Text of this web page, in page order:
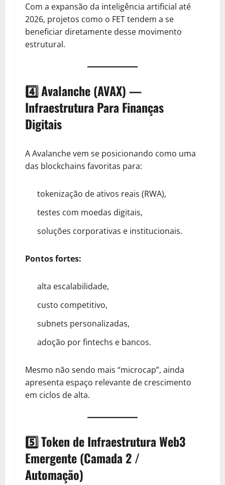
Com a expansão da inteligência artificial até
2026, projetos como o FET tendem a se
beneficiar diretamente desse movimento
estrutural.
4️⃣ Avalanche (AVAX) —
Infraestrutura Para Finanças
Digitais
A Avalanche vem se posicionando como uma
das blockchains favoritas para:
tokenização de ativos reais (RWA),
testes com moedas digitais,
soluções corporativas e institucionais.
Pontos fortes:
alta escalabilidade,
custo competitivo,
subnets personalizadas,
adoção por fintechs e bancos.
Mesmo não sendo mais “microcap”, ainda
apresenta espaço relevante de crescimento
em ciclos de alta.
5️⃣ Token de Infraestrutura Web3
Emergente (Camada 2 /
Automação)